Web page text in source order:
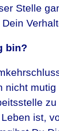
Stelle
bin?
nicht
ist,